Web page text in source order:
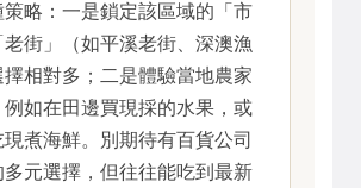
策略：一是鎖定該區域的「市
老街」（如平溪老街、深澳漁
相對多；二是體驗當地農家
例如在田邊買現採的水果，或
煮海鮮。別期待有百貨公司
多元選擇，但往往能吃到最新